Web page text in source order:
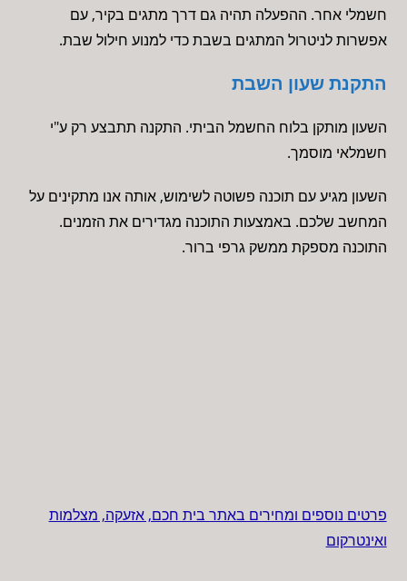
חשמלי אחר. ההפעלה תהיה גם דרך מתגים בקיר, עם
אפשרות לניטרול המתגים בשבת כדי למנוע חילול שבת.
התקנת שעון השבת
השעון מותקן בלוח החשמל הביתי. התקנה תתבצע רק ע"י
חשמלאי מוסמך.
השעון מגיע עם תוכנה פשוטה לשימוש, אותה אנו מתקינים על
המחשב שלכם. באמצעות התוכנה מגדירים את הזמנים.
התוכנה מספקת ממשק גרפי ברור.
פרטים נוספים ומחירים באתר בית חכם, אזעקה, מצלמות
ואינטרקום